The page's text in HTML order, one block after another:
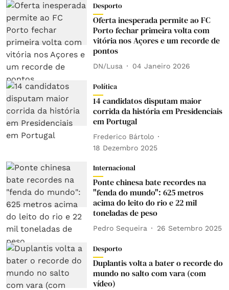
Desporto
Oferta inesperada permite ao FC
Porto fechar primeira volta com
vitória nos Açores e um recorde de
pontos
DN/Lusa 04 Janeiro 2026
Política
14 candidatos disputam maior
corrida da história em Presidenciais
em Portugal
Frederico Bártolo
18 Dezembro 2025
Internacional
Ponte chinesa bate recordes na
"fenda do mundo": 625 metros
acima do leito do rio e 22 mil
toneladas de peso
Pedro Sequeira 26 Setembro 2025
Desporto
Duplantis volta a bater o recorde do
mundo no salto com vara (com
vídeo)